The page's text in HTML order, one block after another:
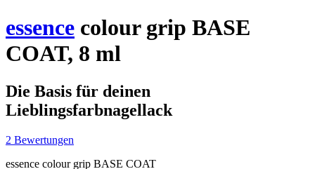
essence colour grip BASE
COAT, 8 ml
Die Basis für deinen
Lieblingsfarbnagellack
2 Bewertungen
essence colour grip BASE COAT